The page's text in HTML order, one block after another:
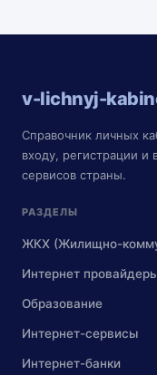
v-lichnyj-
Справочник личных
входу, регистрации и
сервисов страны.
РАЗДЕЛЫ
ЖКХ (Жилищно-
Интернет
Образование
Интернет-сервисы
Интернет-банки